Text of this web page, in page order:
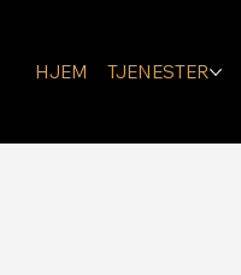
HJEM TJENESTER